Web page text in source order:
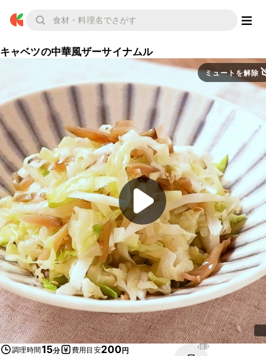
キャベツの中華風ザーサイナムル
ミュートを解除
調理時間15分 費用目安200円 163